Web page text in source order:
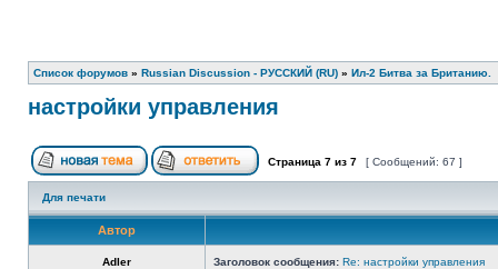
Список форумов » Russian Discussion - РУССКИЙ (RU) » Ил-2 Битва за Британию.
настройки управления
Страница 7 из 7 [ Сообщений: 67 ]
Для печати
Автор
Adler Заголовок сообщения: Re: настройки управления